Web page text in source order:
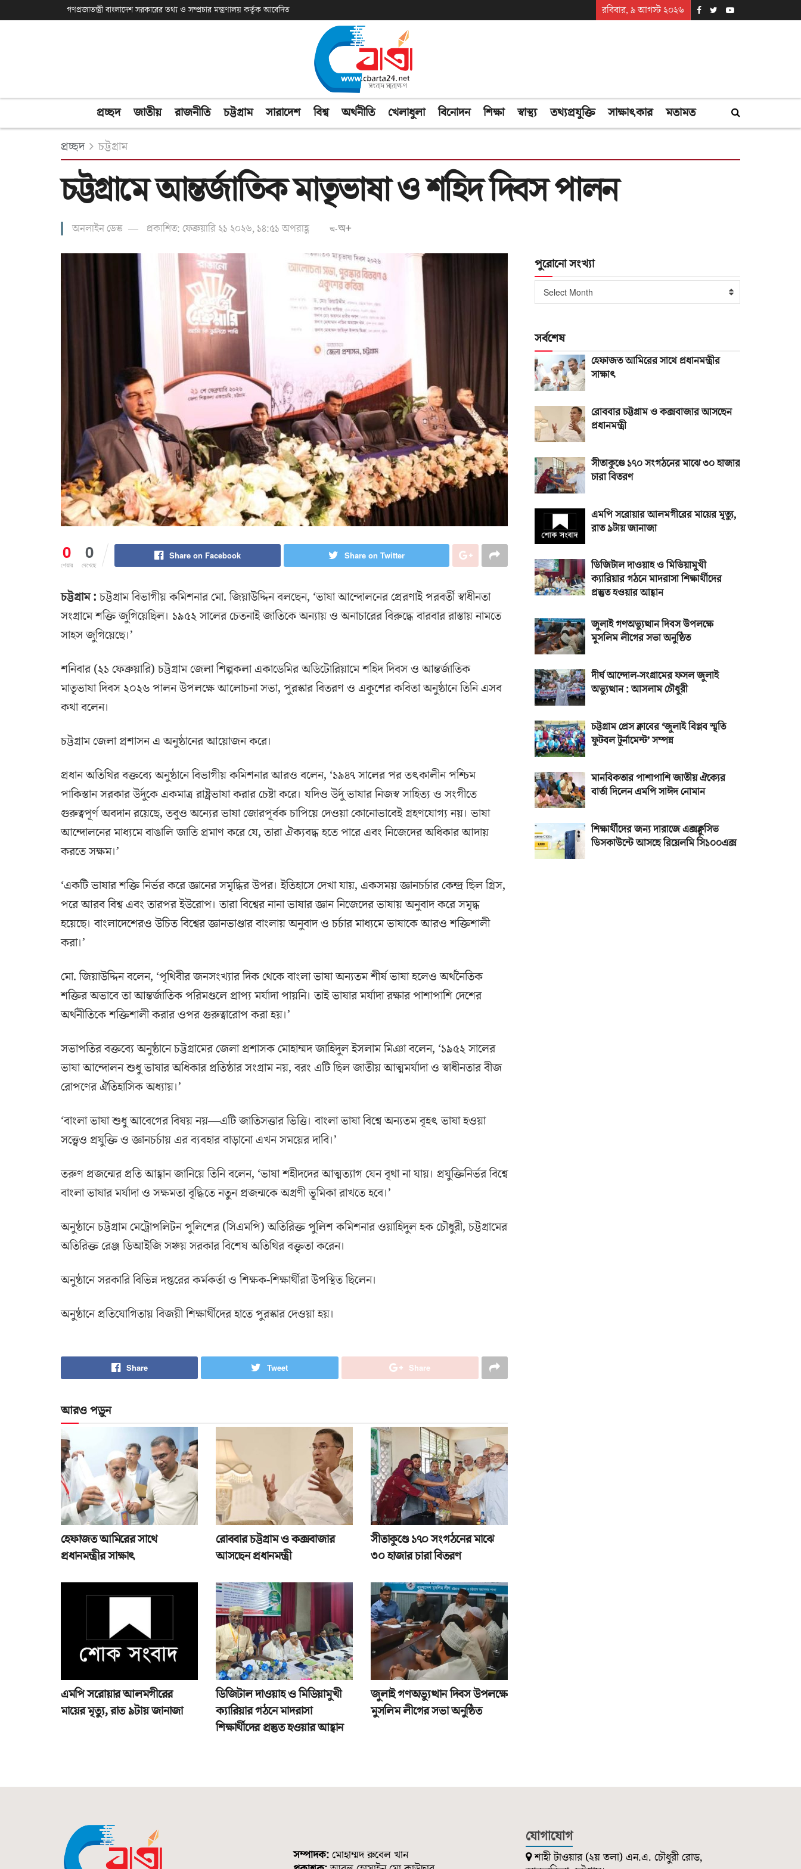
গণপ্রজাতন্ত্রী বাংলাদেশ সরকারের তথ্য ও সম্প্রচার মন্ত্রণালয় কর্তৃক আবেদিত রবিবার, ৯ আগস্ট ২০২৬
প্রচ্ছদ জাতীয় রাজনীতি চট্টগ্রাম সারাদেশ বিশ্ব অর্থনীতি খেলাধুলা বিনোদন শিক্ষা স্বাস্থ্য তথ্যপ্রযুক্তি সাক্ষাৎকার মতামত
প্রচ্ছদ চট্টগ্রাম
চট্টগ্রামে আন্তর্জাতিক মাতৃভাষা ও শহিদ দিবস পালন
অনলাইন ডেস্ক প্রকাশিত: ফেব্রুয়ারি ২১ ২০২৬, ১৪:৫১ অপরাহ্ণ অ-অ+
0
শেয়ার
0
দেখেছে
Share on Facebook Share on Twitter
চট্টগ্রাম :চট্টগ্রাম বিভাগীয় কমিশনার মো. জিয়াউদ্দিন বলছেন, ‘ভাষা আন্দোলনের প্রেরণাই পরবর্তী স্বাধীনতা
সংগ্রামে শক্তি জুগিয়েছিল। ১৯৫২ সালের চেতনাই জাতিকে অন্যায় ও অনাচারের বিরুদ্ধে বারবার রাস্তায় নামতে
সাহস জুগিয়েছে।’
শনিবার (২১ ফেব্রুয়ারি) চট্টগ্রাম জেলা শিল্পকলা একাডেমির অডিটোরিয়ামে শহিদ দিবস ও আন্তর্জাতিক
মাতৃভাষা দিবস ২০২৬ পালন উপলক্ষে আলোচনা সভা, পুরস্কার বিতরণ ও একুশের কবিতা অনুষ্ঠানে তিনি এসব
কথা বলেন।
চট্টগ্রাম জেলা প্রশাসন এ অনুষ্ঠানের আয়োজন করে।
প্রধান অতিথির বক্তব্যে অনুষ্ঠানে বিভাগীয় কমিশনার আরও বলেন, ‘১৯৪৭ সালের পর তৎকালীন পশ্চিম
পাকিস্তান সরকার উর্দুকে একমাত্র রাষ্ট্রভাষা করার চেষ্টা করে। যদিও উর্দু ভাষার নিজস্ব সাহিত্য ও সংগীতে
গুরুত্বপূর্ণ অবদান রয়েছে, তবুও অন্যের ভাষা জোরপূর্বক চাপিয়ে দেওয়া কোনোভাবেই গ্রহণযোগ্য নয়। ভাষা
আন্দোলনের মাধ্যমে বাঙালি জাতি প্রমাণ করে যে, তারা ঐক্যবদ্ধ হতে পারে এবং নিজেদের অধিকার আদায়
করতে সক্ষম।’
‘একটি ভাষার শক্তি নির্ভর করে জ্ঞানের সমৃদ্ধির উপর। ইতিহাসে দেখা যায়, একসময় জ্ঞানচর্চার কেন্দ্র ছিল গ্রিস,
পরে আরব বিশ্ব এবং তারপর ইউরোপ। তারা বিশ্বের নানা ভাষার জ্ঞান নিজেদের ভাষায় অনুবাদ করে সমৃদ্ধ
হয়েছে। বাংলাদেশেরও উচিত বিশ্বের জ্ঞানভাণ্ডার বাংলায় অনুবাদ ও চর্চার মাধ্যমে ভাষাকে আরও শক্তিশালী
করা।’
মো. জিয়াউদ্দিন বলেন, ‘পৃথিবীর জনসংখ্যার দিক থেকে বাংলা ভাষা অন্যতম শীর্ষ ভাষা হলেও অর্থনৈতিক
শক্তির অভাবে তা আন্তর্জাতিক পরিমণ্ডলে প্রাপ্য মর্যাদা পায়নি। তাই ভাষার মর্যাদা রক্ষার পাশাপাশি দেশের
অর্থনীতিকে শক্তিশালী করার ওপর গুরুত্বারোপ করা হয়।’
সভাপতির বক্তব্যে অনুষ্ঠানে চট্টগ্রামের জেলা প্রশাসক মোহাম্মদ জাহিদুল ইসলাম মিঞা বলেন, ‘১৯৫২ সালের
ভাষা আন্দোলন শুধু ভাষার অধিকার প্রতিষ্ঠার সংগ্রাম নয়, বরং এটি ছিল জাতীয় আত্মমর্যাদা ও স্বাধীনতার বীজ
রোপণের ঐতিহাসিক অধ্যায়।’
‘বাংলা ভাষা শুধু আবেগের বিষয় নয়—এটি জাতিসত্তার ভিত্তি। বাংলা ভাষা বিশ্বে অন্যতম বৃহৎ ভাষা হওয়া
সত্ত্বেও প্রযুক্তি ও জ্ঞানচর্চায় এর ব্যবহার বাড়ানো এখন সময়ের দাবি।’
তরুণ প্রজন্মের প্রতি আহ্বান জানিয়ে তিনি বলেন, ‘ভাষা শহীদদের আত্মত্যাগ যেন বৃথা না যায়। প্রযুক্তিনির্ভর বিশ্বে
বাংলা ভাষার মর্যাদা ও সক্ষমতা বৃদ্ধিতে নতুন প্রজন্মকে অগ্রণী ভূমিকা রাখতে হবে।’
অনুষ্ঠানে চট্টগ্রাম মেট্রোপলিটন পুলিশের (সিএমপি) অতিরিক্ত পুলিশ কমিশনার ওয়াহিদুল হক চৌধুরী, চট্টগ্রামের
অতিরিক্ত রেঞ্জ ডিআইজি সঞ্চয় সরকার বিশেষ অতিথির বক্তৃতা করেন।
অনুষ্ঠানে সরকারি বিভিন্ন দপ্তরের কর্মকর্তা ও শিক্ষক-শিক্ষার্থীরা উপস্থিত ছিলেন।
অনুষ্ঠানে প্রতিযোগিতায় বিজয়ী শিক্ষার্থীদের হাতে পুরস্কার দেওয়া হয়।
Share Tweet Share
আরও পড়ুন
হেফাজত আমিরের সাথে
প্রধানমন্ত্রীর সাক্ষাৎ
রোববার চট্টগ্রাম ও কক্সবাজার
আসছেন প্রধানমন্ত্রী
সীতাকুণ্ডে ১৭০ সংগঠনের মাঝে
৩০ হাজার চারা বিতরণ
এমপি সরোয়ার আলমগীরের
মায়ের মৃত্যু, রাত ৯টায় জানাজা
ডিজিটাল দাওয়াহ ও মিডিয়ামুখী
ক্যারিয়ার গঠনে মাদরাসা
শিক্ষার্থীদের প্রস্তুত হওয়ার আহ্বান
জুলাই গণঅভ্যুত্থান দিবস উপলক্ষে
মুসলিম লীগের সভা অনুষ্ঠিত
পুরোনো সংখ্যা
পুরোনো
সংখ্যা
Select Month
সর্বশেষ
হেফাজত আমিরের সাথে প্রধানমন্ত্রীর
সাক্ষাৎ
রোববার চট্টগ্রাম ও কক্সবাজার আসছেন
প্রধানমন্ত্রী
সীতাকুণ্ডে ১৭০ সংগঠনের মাঝে ৩০ হাজার
চারা বিতরণ
এমপি সরোয়ার আলমগীরের মায়ের মৃত্যু,
রাত ৯টায় জানাজা
ডিজিটাল দাওয়াহ ও মিডিয়ামুখী
ক্যারিয়ার গঠনে মাদরাসা শিক্ষার্থীদের
প্রস্তুত হওয়ার আহ্বান
জুলাই গণঅভ্যুত্থান দিবস উপলক্ষে
মুসলিম লীগের সভা অনুষ্ঠিত
দীর্ঘ আন্দোল-সংগ্রামের ফসল জুলাই
অভ্যুত্থান : আসলাম চৌধুরী
চট্টগ্রাম প্রেস ক্লাবের ‘জুলাই বিপ্লব স্মৃতি
ফুটবল টুর্নামেন্ট’ সম্পন্ন
মানবিকতার পাশাপাশি জাতীয় ঐক্যের
বার্তা দিলেন এমপি সাঈদ নোমান
শিক্ষার্থীদের জন্য দারাজে এক্সক্লুসিভ
ডিসকাউন্টে আসছে রিয়েলমি সি১০০এক্স
সম্পাদক: মোহাম্মদ রুবেল খান
যোগাযোগ
শাহী টাওয়ার (২য় তলা) এন.এ. চৌধুরী রোড,